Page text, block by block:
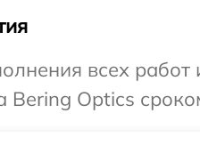
всех
Bering Optics